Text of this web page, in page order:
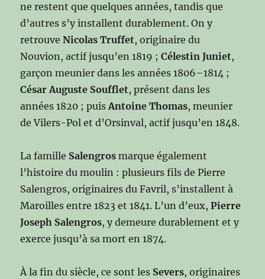
ne restent que quelques années, tandis que
d’autres s’y installent durablement. On y
retrouveNicolas Truffet, originaire du
Nouvion, actif jusqu’en 1819 ;Célestin Juniet,
garçon meunier dans les années 1806–1814 ;
César Auguste Soufflet, présent dans les
années 1820 ; puisAntoine Thomas, meunier
de Vilers-Pol et d’Orsinval, actif jusqu’en 1848.
La famille Salengros marque également
l’histoire du moulin : plusieurs fils de Pierre
Salengros, originaires du Favril, s’installent à
Maroilles entre 1823 et 1841. L’un d’eux,Pierre
Joseph Salengros, y demeure durablement et y
exerce jusqu’à sa mort en 1874.
À la fin du siècle, ce sont les Severs, originaires